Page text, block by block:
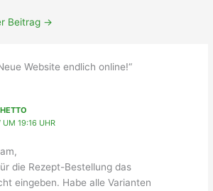
Beitrag →
Website endlich online!“
19:16 UHR
die Rezept-Bestellung das
eingeben. Habe alle Varianten